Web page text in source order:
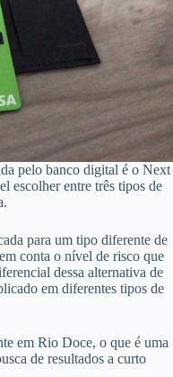
pelo banco digital é o Next
escolher entre três tipos de
para um tipo diferente de
conta o nível de risco que
dessa alternativa de
em diferentes tipos de
em Rio Doce, o que é uma
de resultados a curto